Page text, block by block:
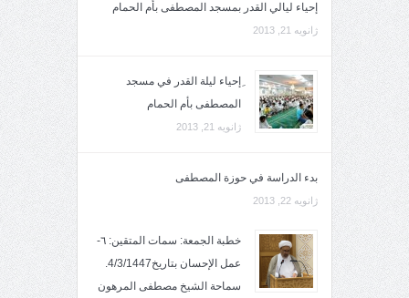
إحياء ليالي القدر بمسجد المصطفى بأم الحمام
ژانویه 21, 2013
ِإحياء ليلة القدر في مسجد
المصطفى بأم الحمام
ژانویه 21, 2013
بدء الدراسة في حوزة المصطفى
ژانویه 22, 2013
خطبة الجمعة: سمات المتقين: ٦-
عمل الإحسان بتاريخ4/3/1447.
سماحة الشيخ مصطفى المرهون